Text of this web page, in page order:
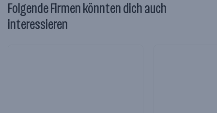
Folgende Firmen könnten dich auch
interessieren